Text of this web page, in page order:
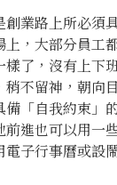
創業路上所必須
，大部分員工
樣了，沒有上下
稍不留神，朝向
「自我約束」
前進也可以用一
子行事曆或設